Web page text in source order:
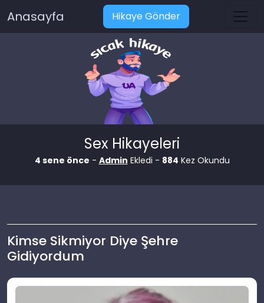
Anasayfa Hikaye Gönder
Sex Hikayeleri
4 sene önce - Admin Ekledi - 884 Kez Okundu
Kimse Sikmiyor Diye Şehre
Gidiyordum